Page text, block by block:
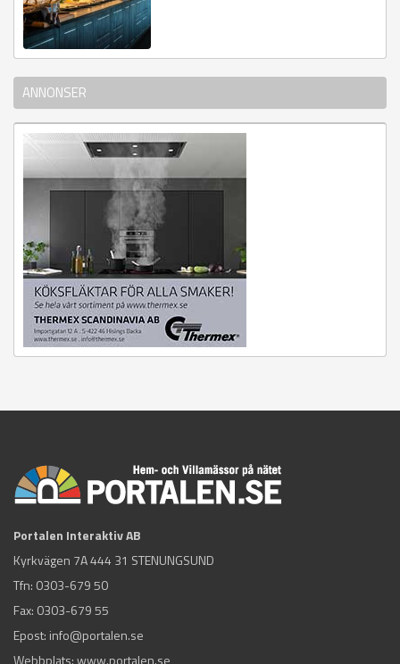
ANNONSER
Portalen Interaktiv AB
Kyrkvägen 7A 444 31 STENUNGSUND
Tfn: 0303-679 50
Fax: 0303-679 55
Epost: info@portalen.se